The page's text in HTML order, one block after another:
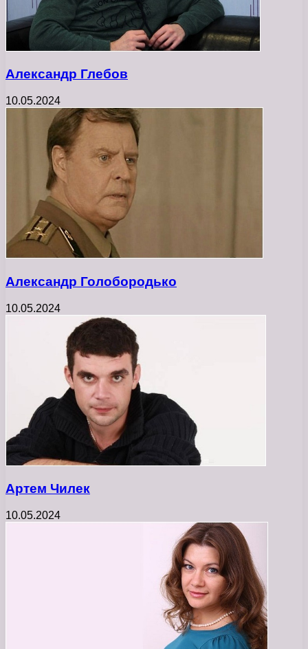
Александр Глебов
10.05.2024
Александр Голобородько
10.05.2024
Артем Чилек
10.05.2024